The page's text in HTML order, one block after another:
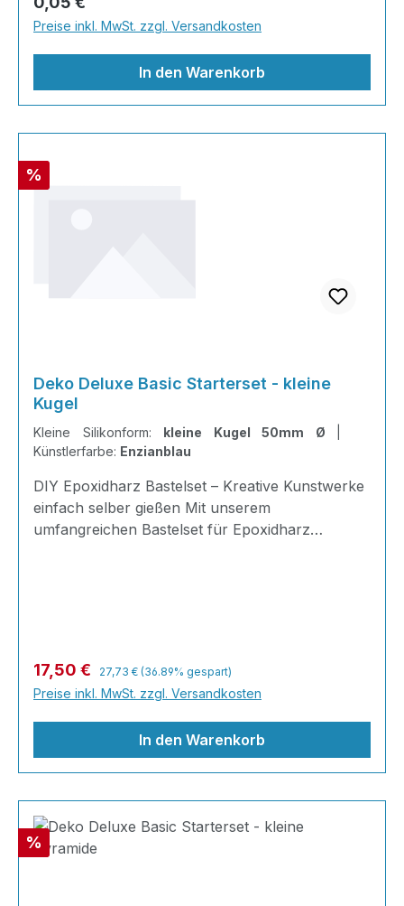
Preise inkl. MwSt. zzgl. Versandkosten
In den Warenkorb
Rabatt
%
Deko Deluxe Basic Starterset - kleine
Kugel
Kleine Silikonform: kleine Kugel 50mm Ø
Künstlerfarbe: Enzianblau
DIY Epoxidharz Bastelset – Kreative Kunstwerke
einfach selber gießen Mit unserem
umfangreichen Bastelset für Epoxidharz
kaum Grenzen gesetzt. ✨ Kreative Deko zum
Selbermachen Gießen Sie nach Lust und Laune
Ihre eigene Dek
Verkaufspreis:
17,50 € Regulärer Preis:
27,73 € (36.89% gespart)
Preise inkl. MwSt. zzgl. Versandkosten
In den Warenkorb
Rabatt
%